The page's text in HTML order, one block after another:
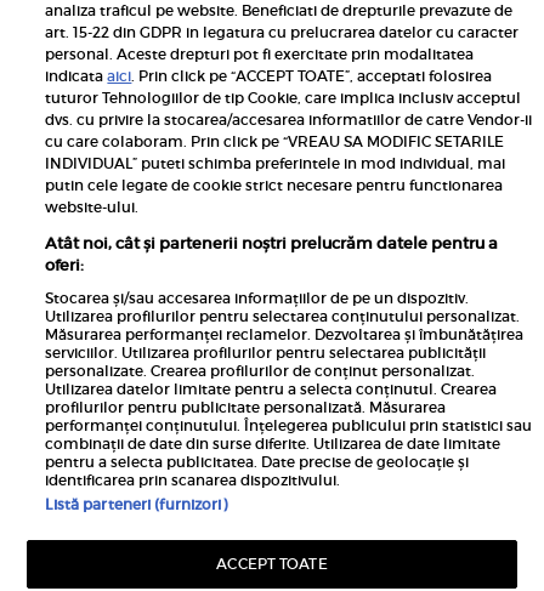
Pariază responsabil! Decizia ONJN nr. 821/25.09.2025.
Jocurile de noroc sunt interzise minorilor.
Links
Calculator sarcina
Rețete
Libertatea
Viva
Libertatea pentru femei
Avantaje
analiza traficul pe website. Beneficiati de drepturile prevazute de
art. 15-22 din GDPR in legatura cu prelucrarea datelor cu caracter
personal. Aceste drepturi pot fi exercitate prin modalitatea
indicataaici. Prin click pe “ACCEPT TOATE”, acceptati folosirea
tuturor Tehnologiilor de tip Cookie, care implica inclusiv acceptul
dvs. cu privire la stocarea/accesarea informatiilor de catre Vendor-ii
cu care colaboram. Prin click pe “VREAU SA MODIFIC SETARILE
INDIVIDUAL” puteti schimba preferintele in mod individual, mai
putin cele legate de cookie strict necesare pentru functionarea
website-ului.
Atât noi, cât și partenerii noștri prelucrăm datele pentru a
oferi:
Stocarea și/sau accesarea informațiilor de pe un dispozitiv.
Utilizarea profilurilor pentru selectarea conținutului personalizat.
Măsurarea performanței reclamelor. Dezvoltarea și îmbunătățirea
serviciilor. Utilizarea profilurilor pentru selectarea publicității
personalizate. Crearea profilurilor de conținut personalizat.
Utilizarea datelor limitate pentru a selecta conținutul. Crearea
profilurilor pentru publicitate personalizată. Măsurarea
performanței conținutului. Înțelegerea publicului prin statistici sau
combinații de date din surse diferite. Utilizarea de date limitate
pentru a selecta publicitatea. Date precise de geolocație și
identificarea prin scanarea dispozitivului.
Listă parteneri (furnizori)
ACCEPT TOATE